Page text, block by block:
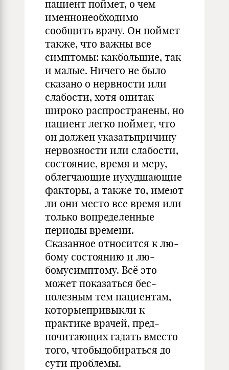
пациент поймет, о чем
именнонеобходимо
сообщить врачу. Он поймет
также, что важны все
симптомы: какбольшие, так
и малые. Ничего не было
сказано о нервности или
слабости, хотя онитак
широко распростра­нены, но
пациент легко поймет, что
он должен указатьпричину
нер­возности или слабости,
состояние, время и меру,
облегчающие иухудшающие
факторы, а также то, имеют
ли они место все время или
только вопределенные
пери­оды времени.
Сказанное относится к лю­
бому состоянию и лю­
бомусимптому. Всё это
может показаться бес­
полезным тем па­циентам,
которыепривыкли к
практике врачей, пред­
почитающих гадать вместо
того, чтобыдобираться до
сути про­блемы.